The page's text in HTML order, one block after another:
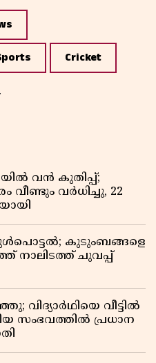
Cricket
വൻ കുതിപ്പ്;
വർധിച്ചു, 22
കുടുംബങ്ങളെ
നാലിടത്ത് ചുവപ്പ്
വിദ്യാർഥിയെ വീട്ടിൽ
സംഭവത്തിൽ പ്രധാന